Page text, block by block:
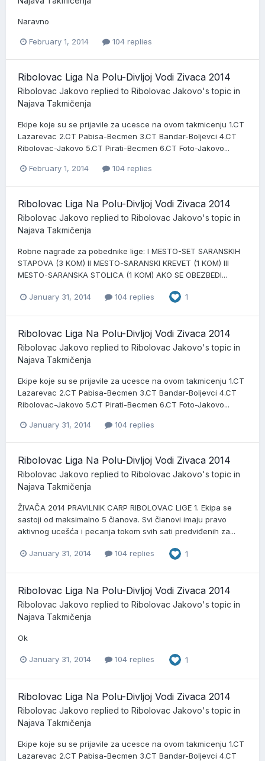
Naravno
February 1, 2014 104 replies
Ribolovac Liga Na Polu-Divljoj Vodi Zivaca 2014
Ribolovac Jakovo replied to Ribolovac Jakovo's topic in
Najava Takmičenja
Ekipe koje su se prijavile za ucesce na ovom takmicenju 1.CT
Lazarevac 2.CT Pabisa-Becmen 3.CT Bandar-Boljevci 4.CT
Ribolovac-Jakovo 5.CT Pirati-Becmen 6.CT Foto-Jakovo...
February 1, 2014 104 replies
Ribolovac Liga Na Polu-Divljoj Vodi Zivaca 2014
Ribolovac Jakovo replied to Ribolovac Jakovo's topic in
Najava Takmičenja
Robne nagrade za pobednike lige: I MESTO-SET SARANSKIH
STAPOVA (3 KOM) II MESTO-SARANSKI KREVET (1 KOM) III
MESTO-SARANSKA STOLICA (1 KOM) AKO SE OBEZBEDI...
January 31, 2014 104 replies 1
Ribolovac Liga Na Polu-Divljoj Vodi Zivaca 2014
Ribolovac Jakovo replied to Ribolovac Jakovo's topic in
Najava Takmičenja
Ekipe koje su se prijavile za ucesce na ovom takmicenju 1.CT
Lazarevac 2.CT Pabisa-Becmen 3.CT Bandar-Boljevci 4.CT
Ribolovac-Jakovo 5.CT Pirati-Becmen 6.CT Foto-Jakovo...
January 31, 2014 104 replies
Ribolovac Liga Na Polu-Divljoj Vodi Zivaca 2014
Ribolovac Jakovo replied to Ribolovac Jakovo's topic in
Najava Takmičenja
ŽIVAČA 2014 PRAVILNIK CARP RIBOLOVAC LIGE 1. Ekipa se
sastoji od maksimalno 5 članova. Svi članovi imaju pravo
aktivnog ucešća i pecanja tokom svih sati predviđenih za...
January 31, 2014 104 replies 1
Ribolovac Liga Na Polu-Divljoj Vodi Zivaca 2014
Ribolovac Jakovo replied to Ribolovac Jakovo's topic in
Najava Takmičenja
Ok
January 31, 2014 104 replies 1
Ribolovac Liga Na Polu-Divljoj Vodi Zivaca 2014
Ribolovac Jakovo replied to Ribolovac Jakovo's topic in
Najava Takmičenja
Ekipe koje su se prijavile za ucesce na ovom takmicenju 1.CT
Lazarevac 2.CT Pabisa-Becmen 3.CT Bandar-Boljevci 4.CT